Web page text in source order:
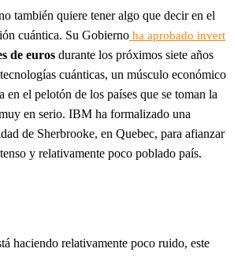
también quiere tener algo que decir en el
cuántica. Su Gobierno ha aprobado invert
de euros durante los próximos siete años
cuánticas, un músculo económico
en el pelotón de los países que se toman la
en serio. IBM ha formalizado una
de Sherbrooke, en Quebec, para afianzar
y relativamente poco poblado país.
haciendo relativamente poco ruido, este